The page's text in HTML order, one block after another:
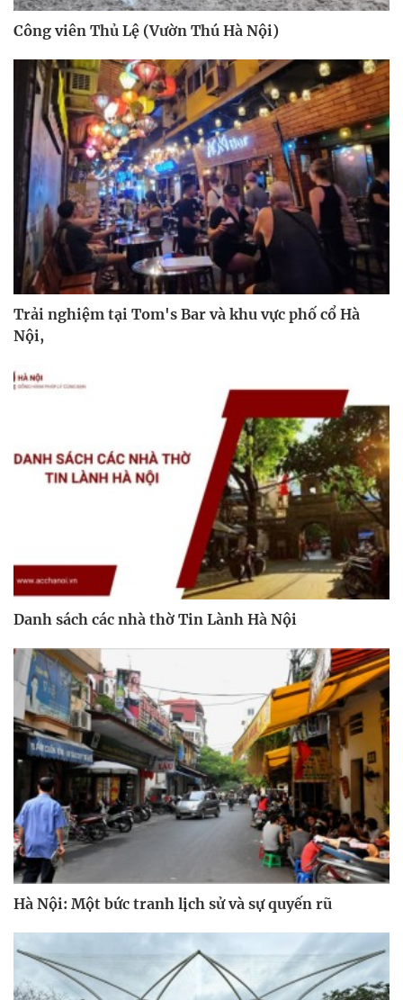
Công viên Thủ Lệ (Vườn Thú Hà Nội)
Trải nghiệm tại Tom's Bar và khu vực phố cổ Hà
Nội,
Danh sách các nhà thờ Tin Lành Hà Nội
Hà Nội: Một bức tranh lịch sử và sự quyến rũ